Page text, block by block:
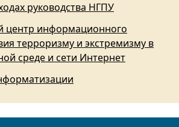
руководства НГПУ
центр информационного
терроризму и экстремизму в
среде и сети Интернет